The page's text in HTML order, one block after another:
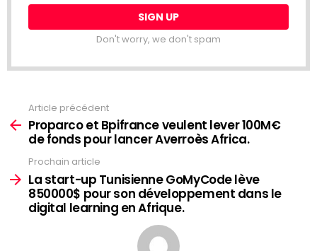
Don't worry, we don't spam
plus
Article précédent
Proparco et Bpifrance veulent lever 100M€
de fonds pour lancer Averroès Africa.
Prochain article
La start-up Tunisienne GoMyCode lève
850000$ pour son développement dans le
digital learning en Afrique.